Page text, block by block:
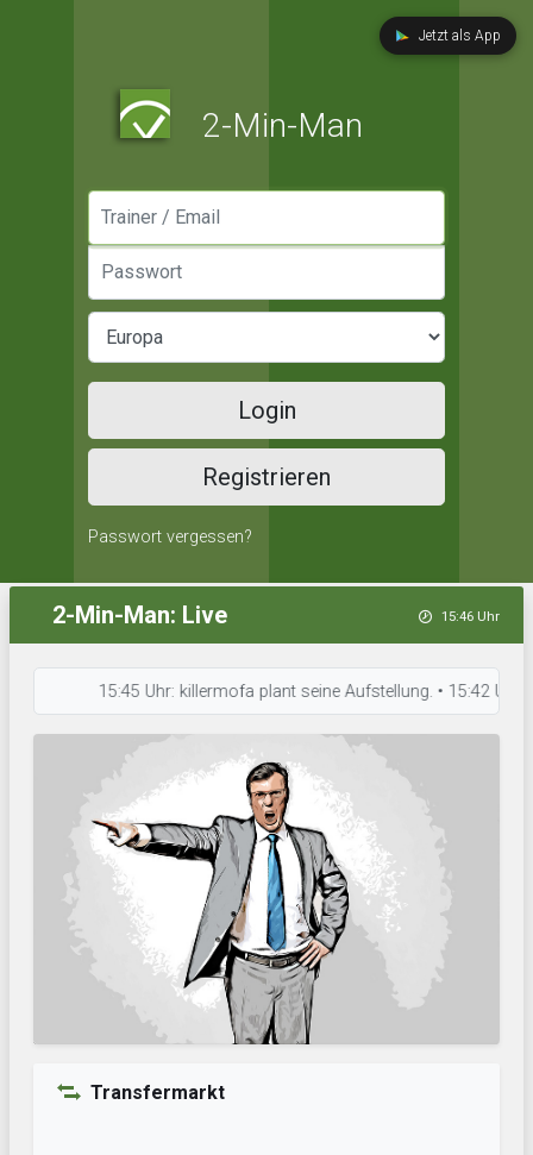
Jetzt als App
2-Min-Man
Login
Registrieren
Passwort vergessen?
2-Min-Man: Live 15:46 Uhr
15:45 Uhr: killermofa plant seine Aufstellung. • 15:42 Uhr: 1.
Transfermarkt